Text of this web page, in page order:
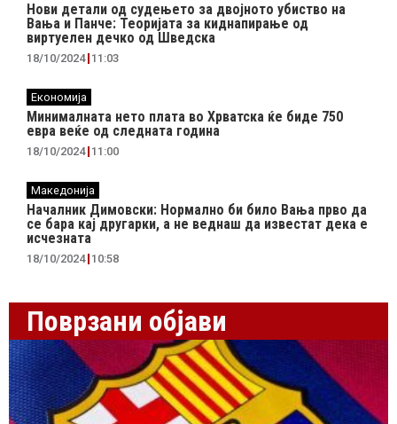
Нови детали од судењето за двојното убиство на
Вања и Панче: Теоријата за киднапирање од
виртуелен дечко од Шведска
18/10/2024 11:03
Економија
Минималната нето плата во Хрватска ќе биде 750
евра веќе од следната година
18/10/2024 11:00
Македонија
Началник Димовски: Нормално би било Вања прво да
се бара кај другарки, а не веднаш да известат дека е
исчезната
18/10/2024 10:58
Поврзани објави